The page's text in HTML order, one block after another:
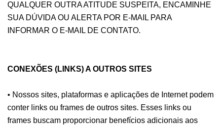
QUALQUER OUTRA ATITUDE SUSPEITA, ENCAMINHE
SUA DÚVIDA OU ALERTA POR E-MAIL PARA
INFORMAR O E-MAIL DE CONTATO.
CONEXÕES (LINKS) A OUTROS SITES
• Nossos sites, plataformas e aplicações de Internet podem
conter links ou frames de outros sites. Esses links ou
frames buscam proporcionar benefícios adicionais aos